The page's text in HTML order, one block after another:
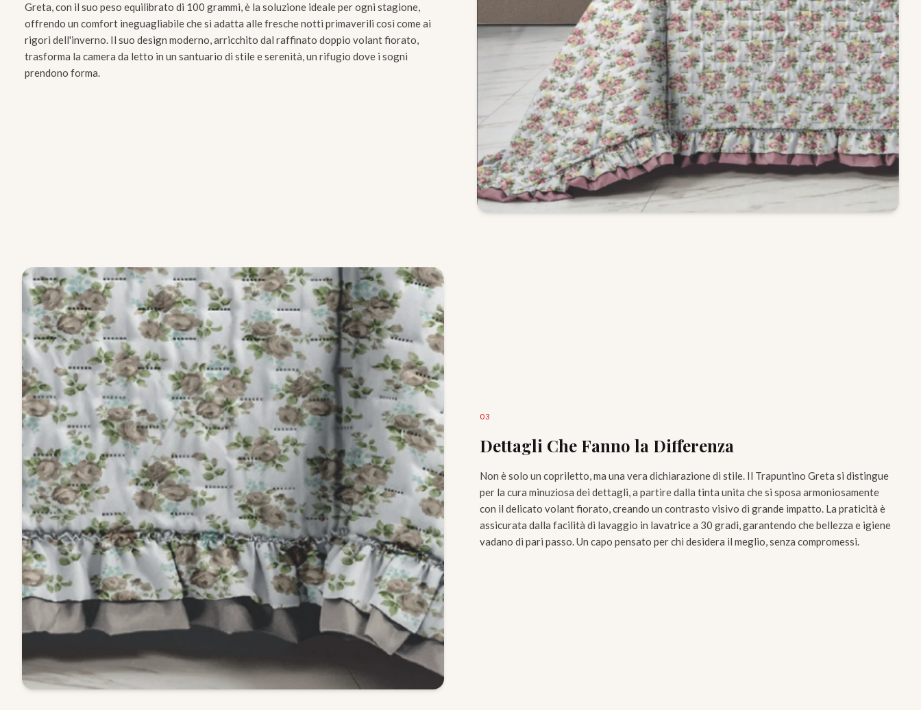
Greta, con il suo peso equilibrato di 100 grammi, è la soluzione ideale per ogni stagione,
offrendo un comfort ineguagliabile che si adatta alle fresche notti primaverili così come ai
rigori dell'inverno. Il suo design moderno, arricchito dal raffinato doppio volant fiorato,
trasforma la camera da letto in un santuario di stile e serenità, un rifugio dove i sogni
prendono forma.
03
Dettagli Che Fanno la Differenza
Non è solo un copriletto, ma una vera dichiarazione di stile. Il Trapuntino Greta si distingue
per la cura minuziosa dei dettagli, a partire dalla tinta unita che si sposa armoniosamente
con il delicato volant fiorato, creando un contrasto visivo di grande impatto. La praticità è
assicurata dalla facilità di lavaggio in lavatrice a 30 gradi, garantendo che bellezza e igiene
vadano di pari passo. Un capo pensato per chi desidera il meglio, senza compromessi.